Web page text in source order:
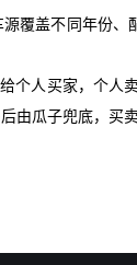
覆盖不同年份
个人买家，个
由瓜子兜底，买